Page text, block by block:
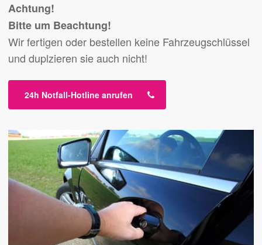
Achtung!
Bitte um Beachtung!
Wir fertigen oder bestellen keine Fahrzeugschlüssel
und duplzieren sie auch nicht!
24h Notfall-Hotline anrufen